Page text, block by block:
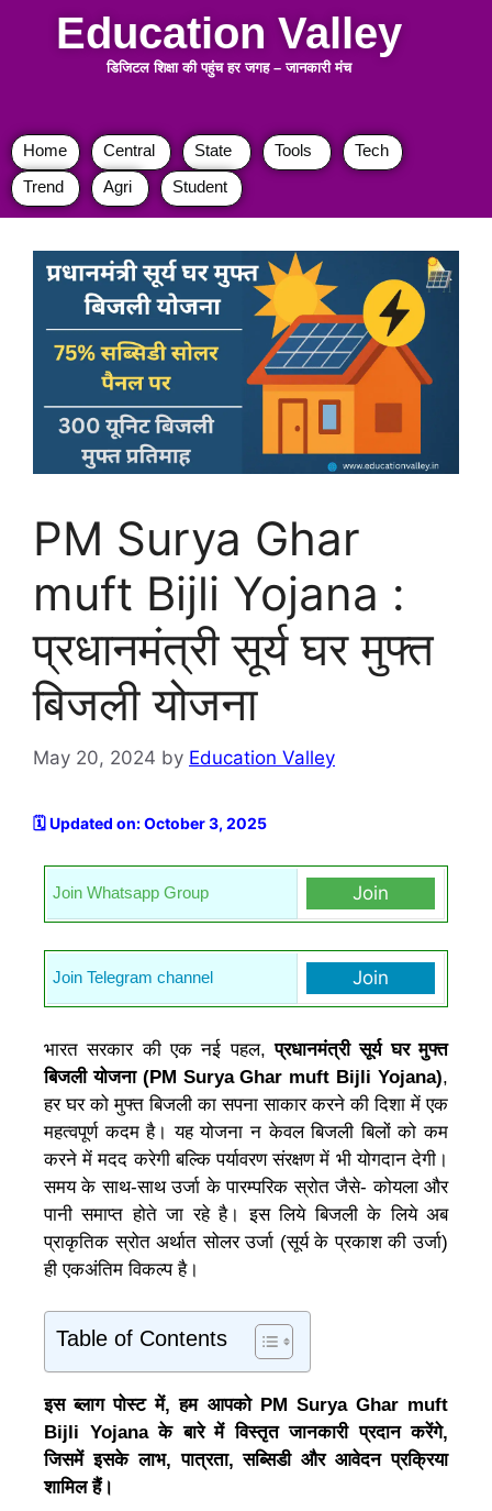
Education Valley
डिजिटल शिक्षा की पहुंच हर जगह–जानकारी मंच
Home Central State Tools
Tech
Trend
Agri Student
PM Surya Ghar
muft Bijli Yojana :
प्रधानमंत्री सूर्य घर मुफ्त
बिजली योजना
May 20, 2024 by Education Valley
🗓️ Updated on: October 3, 2025
Join Whatsapp Group Join
Join Telegram channel Join
भारत सरकार की एक नई पहल,प्रधानमंत्री सूर्य घर मुफ्त
बिजली योजना (PM Surya Ghar muft Bijli Yojana),
हर घर को मुफ्त बिजली का सपना साकार करने की दिशा में एक
महत्वपूर्ण कदम है। यह योजना न केवल बिजली बिलों को कम
करने में मदद करेगी बल्कि पर्यावरण संरक्षण में भी योगदान देगी।
समय के साथ-साथ उर्जा के पारम्परिक स्रोत जैसे- कोयला और
पानी समाप्त होते जा रहे है। इस लिये बिजली के लिये अब
प्राकृतिक स्रोत अर्थात सोलर उर्जा (सूर्य के प्रकाश की उर्जा)
ही एकअंतिम विकल्प है।
Table of Contents
इस ब्लाग पोस्ट में, हम आपको PM Surya Ghar muft
Bijli Yojana के बारे में विस्तृत जानकारी प्रदान करेंगे,
जिसमें इसके लाभ, पात्रता, सब्सिडी और आवेदन प्रक्रिया
शामिल हैं।